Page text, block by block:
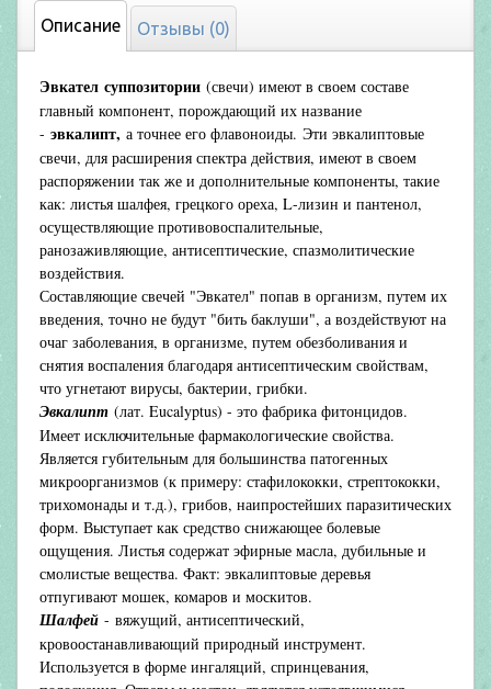
Описание Отзывы (0)
Эвкател суппозитории (свечи) имеют в своем составе
главный компонент, порождающий их название
- эвкалипт, а точнее его флавоноиды. Эти эвкалиптовые
свечи, для расширения спектра действия, имеют в своем
распоряжении так же и дополнительные компоненты, такие
как: листья шалфея, грецкого ореха, L-лизин и пантенол,
осуществляющие противовоспалительные,
ранозаживляющие, антисептические, спазмолитические
воздействия.
Составляющие свечей "Эвкател" попав в организм, путем их
введения, точно не будут "бить баклуши", а воздействуют на
очаг заболевания, в организме, путем обезболивания и
снятия воспаления благодаря антисептическим свойствам,
что угнетают вирусы, бактерии, грибки.
Эвкалипт (лат. Eucalyptus) - это фабрика фитонцидов.
Имеет исключительные фармакологические свойства.
Является губительным для большинства патогенных
микроорганизмов (к примеру: стафилококки, стрептококки,
трихомонады и т.д.), грибов, наипростейших паразитических
форм. Выступает как средство снижающее болевые
ощущения. Листья содержат эфирные масла, дубильные и
смолистые вещества. Факт: эвкалиптовые деревья
отпугивают мошек, комаров и москитов.
Шалфей - вяжущий, антисептический,
кровоостанавливающий природный инструмент.
Используется в форме ингаляций, спринцевания,